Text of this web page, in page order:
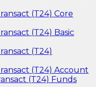
(T24) Core
(T24) Basic
(T24)
(T24) Account
(T24) Funds